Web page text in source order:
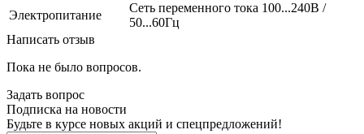
Электропитание
Сеть переменного тока 100...240В /
50...60Гц
Написать отзыв
Пока не было вопросов.
Задать вопрос
Подписка на новости
Будьте в курсе новых акций и спецпредложений!